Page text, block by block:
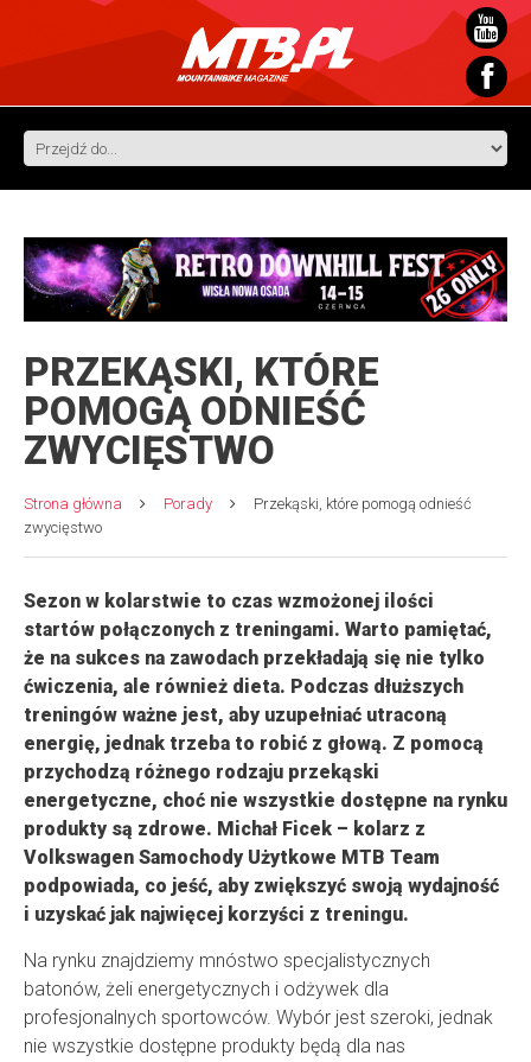
PRZEKĄSKI, KTÓRE
POMOGĄ ODNIEŚĆ
ZWYCIĘSTWO
Strona główna Porady
Przekąski, które pomogą odnieść
zwycięstwo
Sezon w kolarstwie to czas wzmożonej ilości
startów połączonych z treningami. Warto pamiętać,
że na sukces na zawodach przekładają się nie tylko
ćwiczenia, ale również dieta. Podczas dłuższych
treningów ważne jest, aby uzupełniać utraconą
energię, jednak trzeba to robić z głową. Z pomocą
przychodzą różnego rodzaju przekąski
energetyczne, choć nie wszystkie dostępne na rynku
produkty są zdrowe. Michał Ficek – kolarz z
Volkswagen Samochody Użytkowe MTB Team
podpowiada, co jeść, aby zwiększyć swoją wydajność
i uzyskać jak najwięcej korzyści z treningu.
Na rynku znajdziemy mnóstwo specjalistycznych
batonów, żeli energetycznych i odżywek dla
profesjonalnych sportowców. Wybór jest szeroki, jednak
nie wszystkie dostępne produkty będą dla nas